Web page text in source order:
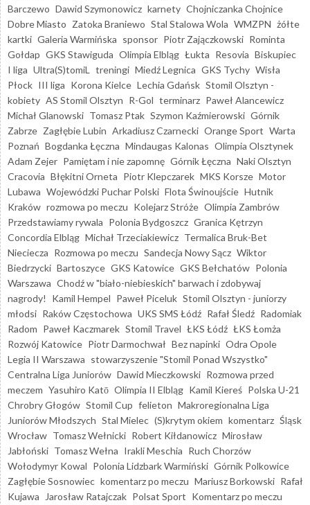
Barczewo Dawid Szymonowicz karnety Chojniczanka Chojnice
Dobre Miasto Zatoka Braniewo Stal Stalowa Wola WMZPN żółte
kartki Galeria Warmińska sponsor Piotr Zajączkowski Rominta
Gołdap GKS Stawiguda Olimpia Elbląg Łukta Resovia Biskupiec
I liga Ultra(S)tomiL treningi Miedź Legnica GKS Tychy Wisła
Płock III liga Korona Kielce Lechia Gdańsk Stomil Olsztyn -
kobiety AS Stomil Olsztyn R-Gol terminarz Paweł Alancewicz
Michał Glanowski Tomasz Ptak Szymon Kaźmierowski Górnik
Zabrze Zagłębie Lubin Arkadiusz Czarnecki Orange Sport Warta
Poznań Bogdanka Łęczna Mindaugas Kalonas Olimpia Olsztynek
Adam Zejer Pamiętam i nie zapomnę Górnik Łęczna Naki Olsztyn
Cracovia Błękitni Orneta Piotr Klepczarek MKS Korsze Motor
Lubawa Wojewódzki Puchar Polski Flota Świnoujście Hutnik
Kraków rozmowa po meczu Kolejarz Stróże Olimpia Zambrów
Przedstawiamy rywala Polonia Bydgoszcz Granica Kętrzyn
Concordia Elbląg Michał Trzeciakiewicz Termalica Bruk-Bet
Nieciecza Rozmowa po meczu Sandecja Nowy Sącz Wiktor
Biedrzycki Bartoszyce GKS Katowice GKS Bełchatów Polonia
Warszawa Chodź w "biało-niebieskich" barwach i zdobywaj
nagrody!
Kamil Hempel Paweł Piceluk Stomil Olsztyn - juniorzy
młodsi Raków Częstochowa UKS SMS Łódź Rafał Śledź Radomiak
Radom Paweł Kaczmarek Stomil Travel ŁKS Łódź ŁKS Łomża
Rozwój Katowice Piotr Darmochwał Bez napinki Odra Opole
Legia II Warszawa stowarzyszenie "Stomil Ponad Wszystko"
Centralna Liga Juniorów Dawid Mieczkowski Rozmowa przed
meczem Yasuhiro Katō Olimpia II Elbląg Kamil Kiereś Polska U-21
Chrobry Głogów Stomil Cup felieton Makroregionalna Liga
Juniorów Młodszych Stal Mielec (S)krytym okiem komentarz Śląsk
Wrocław Tomasz Wełnicki Robert Kiłdanowicz Mirosław
Jabłoński Tomasz Wełna Irakli Meschia Ruch Chorzów
Wołodymyr Kowal Polonia Lidzbark Warmiński Górnik Polkowice
Zagłębie Sosnowiec komentarz po meczu Mariusz Borkowski Rafał
Kujawa
Jarosław Ratajczak Polsat Sport Komentarz po meczu